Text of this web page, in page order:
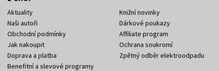
Aktuality
Naši autoři
Obchodní podmínky
Jak nakoupit
Doprava a platba
Benefitní a slevové programy
Knižní novinky
Dárkové poukazy
Affiliate program
Ochrana soukromí
Zpětný odběr elektroodpadu